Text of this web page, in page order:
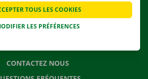
DE DÉMÉNAGEMENT
CONTACTEZ NOUS
LES PRÉFÉRENCES
TOUS LES COOKIES